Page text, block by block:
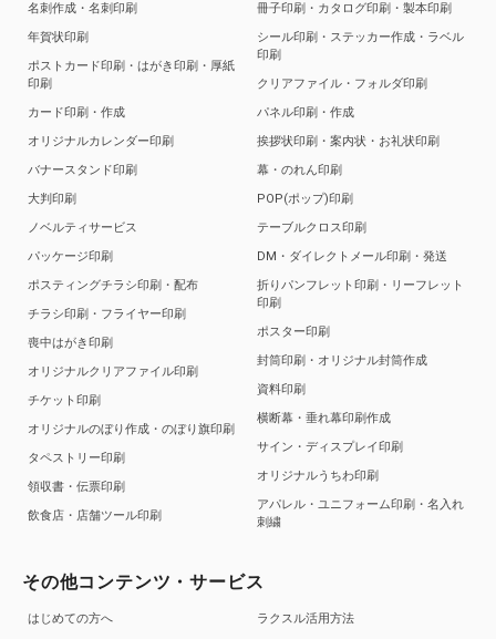
名刺作成・名刺印刷
年賀状印刷
ポストカード印刷・はがき印刷・厚紙
印刷
カード印刷・作成
オリジナルカレンダー印刷
バナースタンド印刷
大判印刷
ノベルティサービス
パッケージ印刷
ポスティングチラシ印刷・配布
チラシ印刷・フライヤー印刷
喪中はがき印刷
オリジナルクリアファイル印刷
チケット印刷
オリジナルのぼり作成・のぼり旗印刷
タペストリー印刷
領収書・伝票印刷
飲食店・店舗ツール印刷
冊子印刷・カタログ印刷・製本印刷
シール印刷・ステッカー作成・ラベル
印刷
クリアファイル・フォルダ印刷
パネル印刷・作成
挨拶状印刷・案内状・お礼状印刷
幕・のれん印刷
POP(ポップ)印刷
テーブルクロス印刷
DM・ダイレクトメール印刷・発送
折りパンフレット印刷・リーフレット
印刷
ポスター印刷
封筒印刷・オリジナル封筒作成
資料印刷
横断幕・垂れ幕印刷作成
サイン・ディスプレイ印刷
オリジナルうちわ印刷
アパレル・ユニフォーム印刷・名入れ
刺繍
その他コンテンツ・サービス
はじめての方へ
ラクスル活用方法